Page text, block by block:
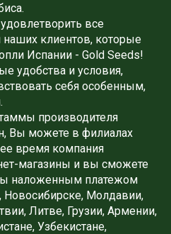
все
клиентов, которые
Испании - Gold Seeds!
удобства и условия,
себя особенным,
производителя
Вы можете в филиалах
время компания
магазины и вы сможете
наложенным платежом
Новосибирске, Молдавии,
Литве, Грузии, Армении,
Узбекистане,